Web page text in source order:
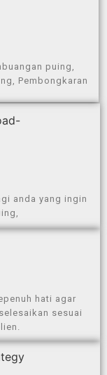
puing,
Pembongkaran
anda yang ingin
hati agar
sesuai